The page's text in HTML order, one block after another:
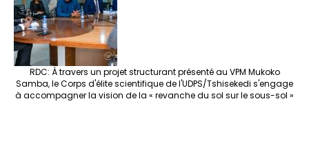
RDC: À travers un projet structurant présenté au VPM Mukoko
Samba, le Corps d'élite scientifique de l'UDPS/Tshisekedi s'engage
à accompagner la vision de la « revanche du sol sur le sous-sol »